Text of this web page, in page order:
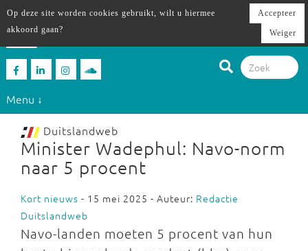
Menu ↓
Duitslandweb
Minister Wadephul: Navo-norm
naar 5 procent
Kort nieuws - 15 mei 2025 - Auteur: Redactie
Duitslandweb
Navo-landen moeten 5 procent van hun
Op deze site worden cookies gebruikt, wilt u hiermee
akkoord gaan?
Accepteer
Weiger